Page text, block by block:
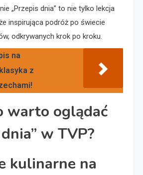
„Przepis dnia” to nie tylko lekcja
inspirująca podróż po świecie
odkrywanych krok po kroku.
na
z
warto oglądać
w TVP?
kulinarne na